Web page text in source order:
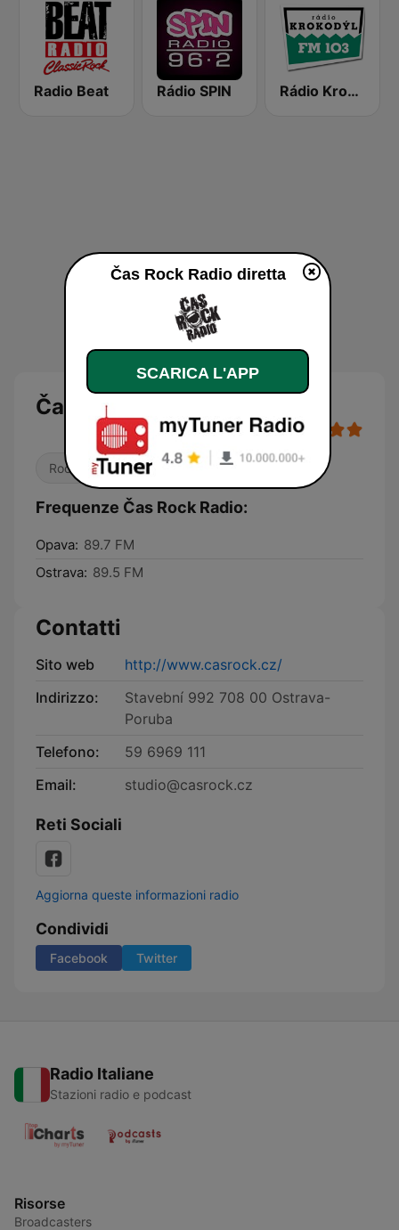
Radio Beat Rádio SPIN Rádio Krokodýl FM
Čas Rock Radio
Rock
Frequenze Čas Rock Radio:
Opava: 89.7 FM
Ostrava: 89.5 FM
Contatti
Sito web
http://www.casrock.cz/
Indirizzo:
Stavební 992 708 00 Ostrava-
Poruba
Telefono:
59 6969 111
Email:
studio@casrock.cz
Reti Sociali
Aggiorna queste informazioni radio
Condividi
Facebook Twitter
Radio Italiane
Stazioni radio e podcast
Risorse
Broadcasters
Čas Rock Radio diretta
SCARICA L'APP